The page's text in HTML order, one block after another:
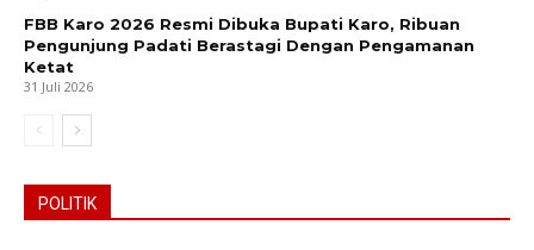
FBB Karo 2026 Resmi Dibuka Bupati Karo, Ribuan
Pengunjung Padati Berastagi Dengan Pengamanan
Ketat
31 Juli 2026
POLITIK